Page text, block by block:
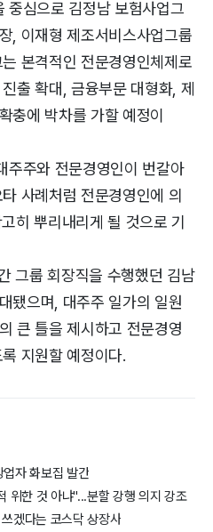
중심으로 김정남 보험사업그
, 이재형 제조서비스사업그룹
본격적인 전문경영인체제로
출 확대, 금융부문 대형화, 제
충에 박차를 가할 예정이
주주와 전문경영인이 번갈아
사례처럼 전문경영인에 의
히 뿌리내리게 될 것으로 기
그룹 회장직을 수행했던 김남
됐으며, 대주주 일가의 일원
큰 틀을 제시하고 전문경영
지원할 예정이다.
자 화보집 발간
위한 것 아냐"...분할 강행 의지 강조
겠다는 코스닥 상장사